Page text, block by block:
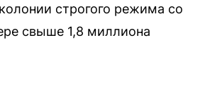
строгого режима со
свыше 1,8 миллиона